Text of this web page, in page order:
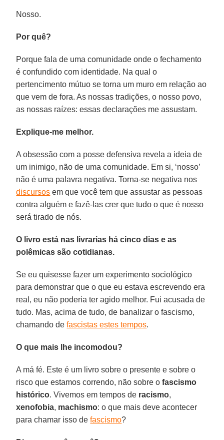
Nosso.
Por quê?
Porque fala de uma comunidade onde o fechamento
é confundido com identidade. Na qual o
pertencimento mútuo se torna um muro em relação ao
que vem de fora. As nossas tradições, o nosso povo,
as nossas raízes: essas declarações me assustam.
Explique-me melhor.
A obsessão com a posse defensiva revela a ideia de
um inimigo, não de uma comunidade. Em si, ‘nosso’
não é uma palavra negativa. Torna-se negativa nos
discursos em que você tem que assustar as pessoas
contra alguém e fazê-las crer que tudo o que é nosso
será tirado de nós.
O livro está nas livrarias há cinco dias e as
polêmicas são cotidianas.
Se eu quisesse fazer um experimento sociológico
para demonstrar que o que eu estava escrevendo era
real, eu não poderia ter agido melhor. Fui acusada de
tudo. Mas, acima de tudo, de banalizar o fascismo,
chamando defascistas estes tempos.
O que mais lhe incomodou?
A má fé. Este é um livro sobre o presente e sobre o
risco que estamos correndo, não sobre ofascismo
histórico. Vivemos em tempos de racismo,
xenofobia, machismo: o que mais deve acontecer
para chamar isso defascismo?